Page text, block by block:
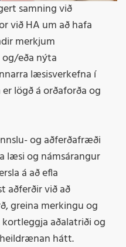
samning við
við HA um að hafa
merkjum
eða nýta
læsisverkefna í
lögð á orðaforða og
og aðferðafræði
læsi og námsárangur
á að efla
aðferðir við að
greina merkingu og
aðalatriði og
hátt.